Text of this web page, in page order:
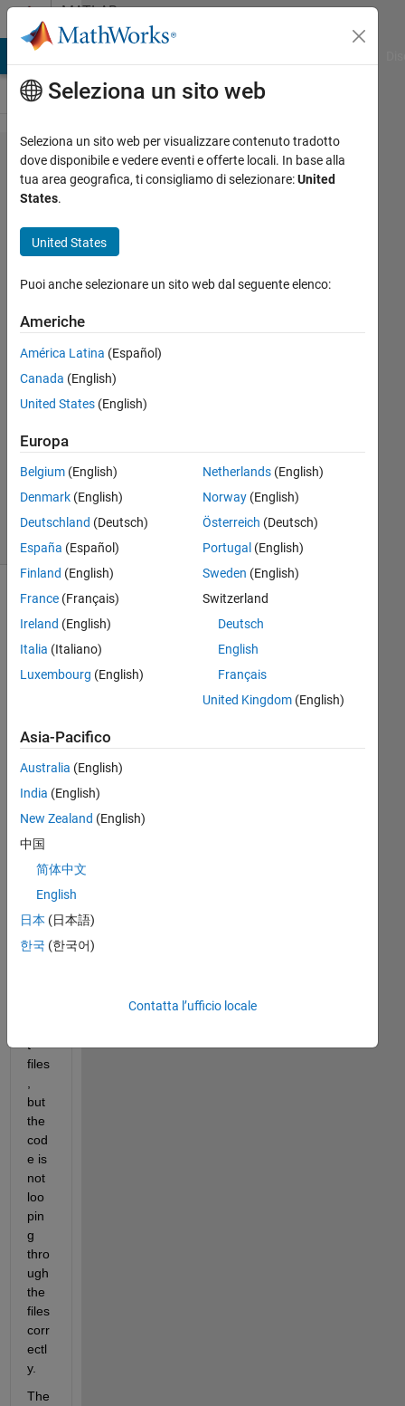
Vai al contenutoMATLAB
Answers
loop
through
working
John
18 Mar
2012
1
accettata
3
Visualizzazioni
(30 giorni)
Hell
o,
I'm
tryi
ng
to
con
vert
.xls
files
in a
t
files
but
the
cod
e is
not
loo
pin
g
thro
ugh
the
files
corr
ectl
y.
The
Seleziona un sito web
Seleziona un sito web per visualizzare contenuto tradotto
dove disponibile e vedere eventi e offerte locali. In base alla
tua area geografica, ti consigliamo di selezionare:United
States.
United States
Puoi anche selezionare un sito web dal seguente elenco:
Americhe
América Latina (Español)
Canada (English)
United States (English)
Europa
Belgium (English)
Denmark (English)
Deutschland (Deutsch)
España (Español)
Finland (English)
France (Français)
Ireland (English)
Italia (Italiano)
Luxembourg (English)
Netherlands(English)
Norway(English)
Österreich (Deutsch)
Portugal (English)
Sweden (English)
Switzerland
Deutsch
English
Français
United Kingdom(English)
Asia-Pacifico
Australia (English)
India (English)
New Zealand (English)
中国
简体中文
English
日本 (日本語)
한국 (한국어)
Contatta l’ufficio locale